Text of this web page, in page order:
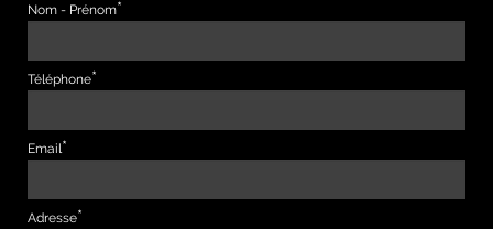
Nom - Prénom
Téléphone
Email
Adresse